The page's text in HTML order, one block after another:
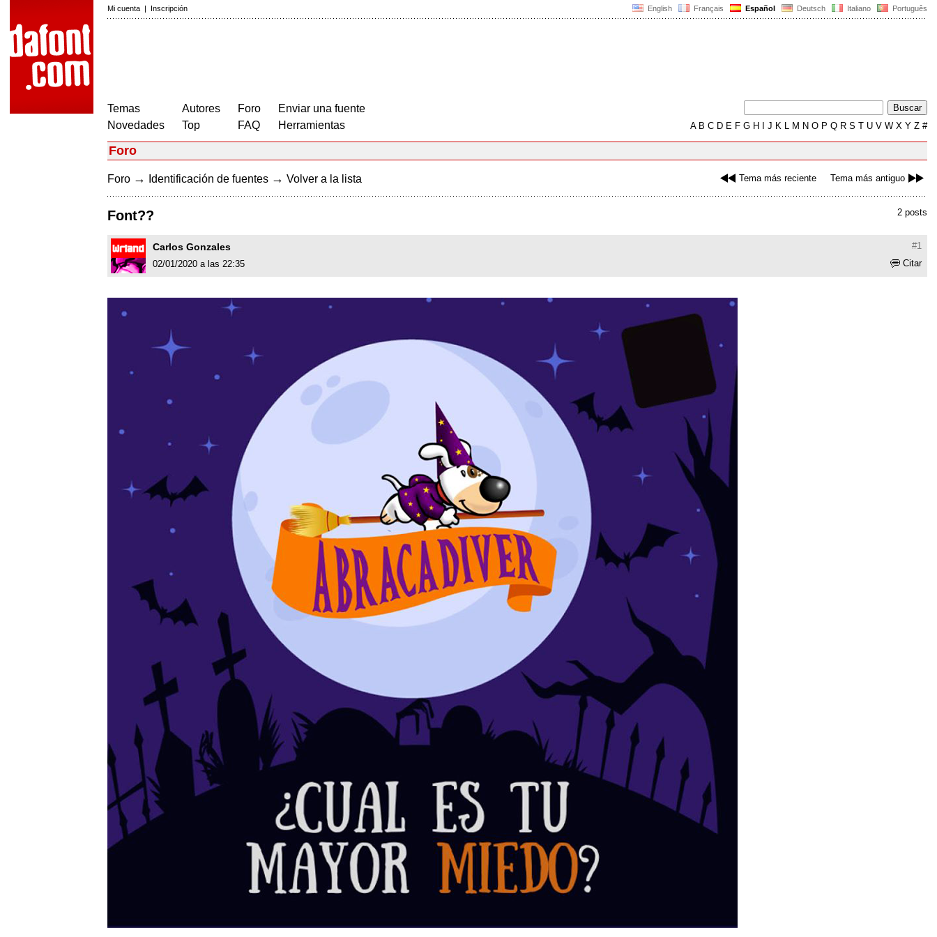
English Français Español Deutsch Italiano Português
Mi cuenta | Inscripción
Temas
Novedades
Autores
Top
Foro
FAQ
Enviar una fuente
Herramientas
AB C D E F G H J K L M N O P Q R S T U V W X Y Z #
Foro
Tema más reciente Tema más antiguo
Foro → Identificación de fuentes → Volver a la lista
2 posts
Font??
#1
Carlos Gonzales
Citar
02/01/2020 a las 22:35